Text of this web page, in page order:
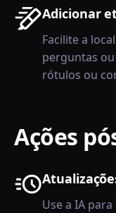
Adicionar
Facilite a
perguntas
rótulos ou
Ações
Use a IA